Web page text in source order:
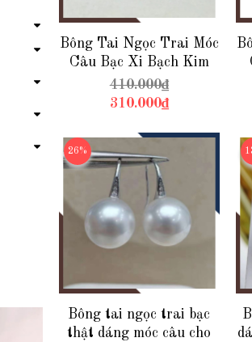
Bông Tai Ngọc Trai Móc
Câu Bạc Xi Bạch Kim
BTNT139 | Ngọc Trai
Nước Ngọt
410.000₫
310.000₫
26%
Bông tai ngọc trai bạc
thật dáng móc câu cho